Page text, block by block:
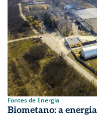
Fontes de Energia
Biometano: a